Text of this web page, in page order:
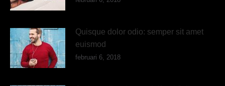
Quisque dolor odio: semper sit amet
euismod
februari 6, 2018